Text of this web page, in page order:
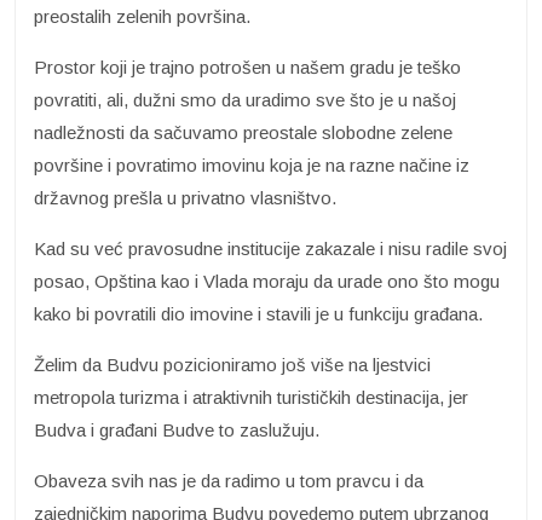
preostalih zelenih površina.
Prostor koji je trajno potrošen u našem gradu je teško
povratiti, ali, dužni smo da uradimo sve što je u našoj
nadležnosti da sačuvamo preostale slobodne zelene
površine i povratimo imovinu koja je na razne načine iz
državnog prešla u privatno vlasništvo.
Kad su već pravosudne institucije zakazale i nisu radile svoj
posao, Opština kao i Vlada moraju da urade ono što mogu
kako bi povratili dio imovine i stavili je u funkciju građana.
Želim da Budvu pozicioniramo još više na ljestvici
metropola turizma i atraktivnih turističkih destinacija, jer
Budva i građani Budve to zaslužuju.
Obaveza svih nas je da radimo u tom pravcu i da
zajedničkim naporima Budvu povedemo putem ubrzanog